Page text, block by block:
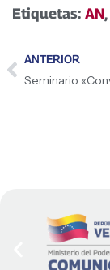
Etiquetas: AN,
ANTERIOR